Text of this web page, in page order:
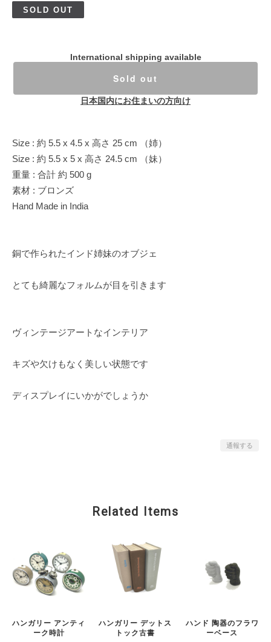
SOLD OUT
International shipping available
Sold out
日本国内にお住まいの方向け
Size : 約 5.5 x 4.5 x 高さ 25 cm （姉）
Size : 約 5.5 x 5 x 高さ 24.5 cm （妹）
重量 : 合計 約 500 g
素材 : ブロンズ
Hand Made in India
銅で作られたインド姉妹のオブジェ
とても綺麗なフォルムが目を引きます
ヴィンテージアートなインテリア
キズや欠けもなく美しい状態です
ディスプレイにいかがでしょうか
通報する
Related Items
ハンガリー アンティ
ーク時計
ハンガリー デットス
トック古書
ハンド 陶器のフラワ
ーベース